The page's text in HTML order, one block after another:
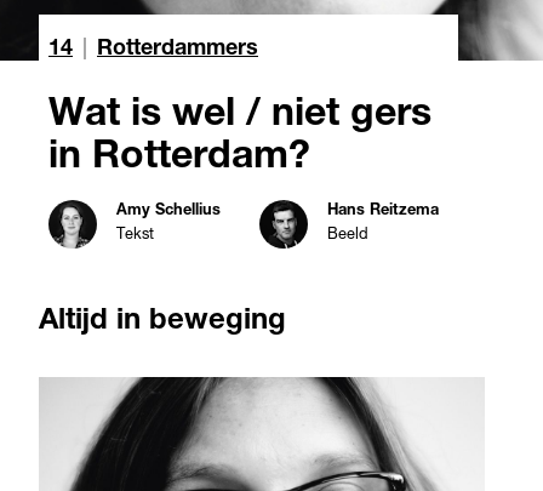
14 Rotterdammers
Wat is wel / niet gers
in Rotterdam?
Amy Schellius
Tekst
Hans Reitzema
Beeld
Altijd in beweging